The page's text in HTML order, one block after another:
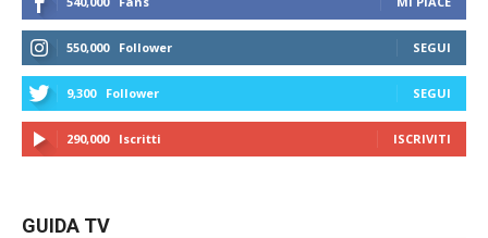
550,000 Follower SEGUI
9,300 Follower SEGUI
290,000 Iscritti ISCRIVITI
GUIDA TV